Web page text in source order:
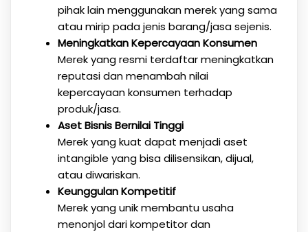
pihak lain menggunakan merek yang sama
atau mirip pada jenis barang/jasa sejenis.
Meningkatkan Kepercayaan Konsumen
Merek yang resmi terdaftar meningkatkan
reputasi dan menambah nilai
kepercayaan konsumen terhadap
produk/jasa.
Aset Bisnis Bernilai Tinggi
Merek yang kuat dapat menjadi aset
intangible yang bisa dilisensikan, dijual,
atau diwariskan.
Keunggulan Kompetitif
Merek yang unik membantu usaha
menonjol dari kompetitor dan